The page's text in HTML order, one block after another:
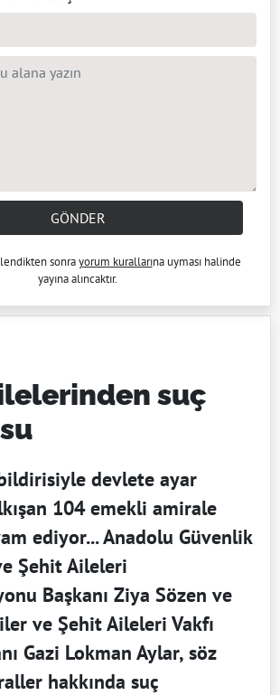
GÖNDER
sonrayorum kurallarına uyması halinde
yayına alıncaktır.
suç
bildirisiyle devlete ayar
104 emekli amirale
ediyor... Anadolu Güvenlik
Şehit Aileleri
Başkanı Ziya Sözen ve
ve Şehit Aileleri Vakfı
Gazi Lokman Aylar, söz
hakkında suç